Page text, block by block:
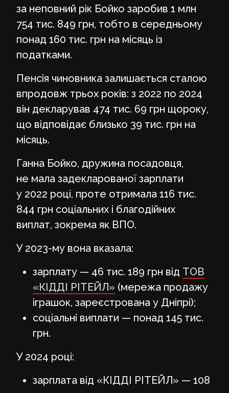
за неповний рік Бойко заробив 1 млн
754 тис. 849 грн, тобто в середньому
понад 160 тис. грн на місяць із
податками.
Пенсія чиновника залишається сталою
впродовж трьох років: з 2022 по 2024
він декларував 474 тис. 69 грн щороку,
що відповідає близько 39 тис. грн на
місяць.
Ганна Бойко, дружина посадовця,
не мала задекларованої зарплати
у 2022 році, проте отримала 116 тис.
844 грн соціальних і благодійних
виплат, зокрема як ВПО.
У 2023-му вона вказала:
зарплату — 46 тис. 189 грн від ТОВ
«КІДДІ РІТЕЙЛ» (мережа продажу
іграшок, зареєстрована у Дніпрі);
соціальні виплати — понад 145 тис.
грн.
У 2024 році:
зарплата від «КІДДІ РІТЕЙЛ» — 108